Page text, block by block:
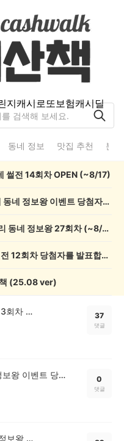
지캐시로또보험캐시딜
동네 정보 맛집 추천 분
썰전 14회차 OPEN (~8/17)
💰[당첨자 발표] 26회차 우리 동네 정보왕 이벤트 당첨자를 발표합니다!
💸 전원 2,000캐시 지급! 우리 동네 정보왕 27회차 (~8/10)
💰[당첨자 발표] 우리 동네 썰전 12회차 당첨자를 발표합니다!
(25.08 ver)
전원 1,000캐시! 🥳 우리 동네 썰전 13회차 OPEN (~8/3) 37
댓글
💰[당첨자 발표] 25회차 우리 동네 정보왕 이벤트 당첨자를 발표합니다! 0
댓글
💸 전원 2,000캐시 지급! 우리 동네 정보왕 26회차 (~7/27)